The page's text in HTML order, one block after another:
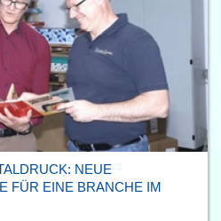
NEUE
FÜR EINE BRANCHE IM